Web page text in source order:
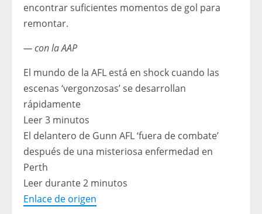
encontrar suficientes momentos de gol para
remontar.
— con la AAP
El mundo de la AFL está en shock cuando las
escenas ‘vergonzosas’ se desarrollan
rápidamente
Leer 3 minutos
El delantero de Gunn AFL ‘fuera de combate’
después de una misteriosa enfermedad en
Perth
Leer durante 2 minutos
Enlace de origen